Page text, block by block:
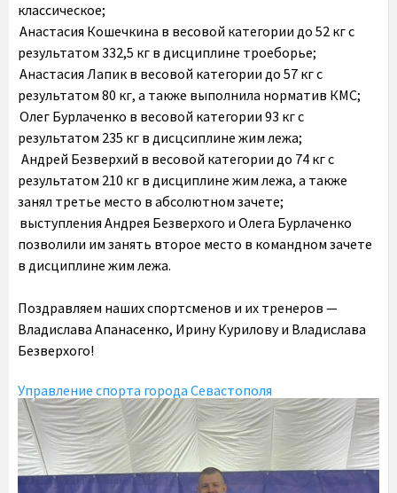
классическое;
Анастасия Кошечкина в весовой категории до 52 кг с
результатом 332,5 кг в дисциплине троеборье;
Анастасия Лапик в весовой категории до 57 кг с
результатом 80 кг, а также выполнила норматив КМС;
Олег Бурлаченко в весовой категории 93 кг с
результатом 235 кг в дисцсиплине жим лежа;
Андрей Безверхий в весовой категории до 74 кг с
результатом 210 кг в дисциплине жим лежа, а также
занял третье место в абсолютном зачете;
выступления Андрея Безверхого и Олега Бурлаченко
позволили им занять второе место в командном зачете
в дисциплине жим лежа.
Поздравляем наших спортсменов и их тренеров —
Владислава Апанасенко, Ирину Курилову и Владислава
Безверхого!
Управление спорта города Севастополя